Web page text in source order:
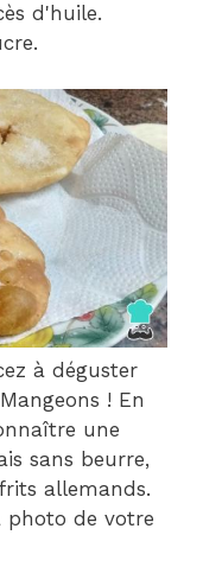
d'huile.
à déguster
! En
une
sans beurre,
allemands.
photo de votre